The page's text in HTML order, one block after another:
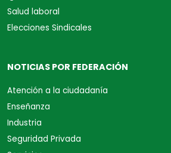
Salud laboral
Elecciones Sindicales
NOTICIAS POR FEDERACIÓN
Atención a la ciudadanía
Enseñanza
Industria
Seguridad Privada